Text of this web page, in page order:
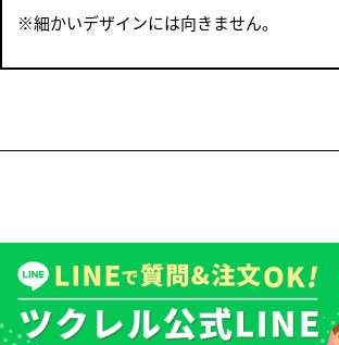
※細かいデザインには向きません。